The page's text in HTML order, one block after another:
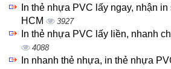
In thẻ nhựa PVC lấy ngay, nhận
HCM
3927
In thẻ nhựa PVC lấy liền, nhanh
4088
In nhanh thẻ nhựa, in thẻ nhựa